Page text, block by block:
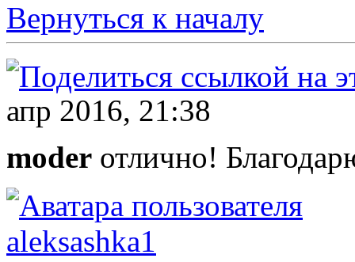
Вернуться к началу
апр 2016, 21:38
moder отлично!
aleksashka1